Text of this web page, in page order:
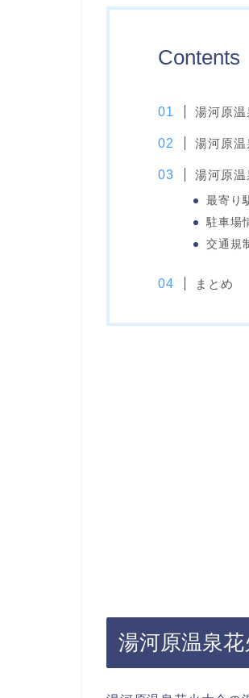
Contents
湯河原温
湯河原
湯河原
最寄り
駐車場
交通規
まとめ
湯河原温泉